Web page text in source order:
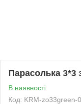
Парасолька 3*3
В наявності
Код: KRM-zo33green-